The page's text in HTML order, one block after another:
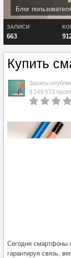
Блог
ЗАПИСИ
663
Купить
Запись
9 249 573
Сегодня смартфоны
гарантируя связь,